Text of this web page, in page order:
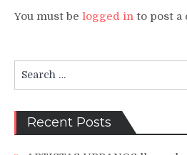
You must be logged in to post a
for:
Recent Posts